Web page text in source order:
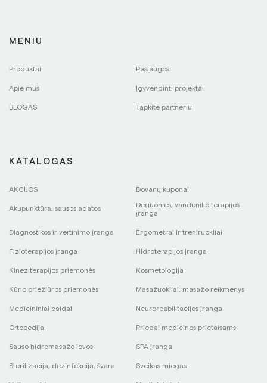
MENIU
Produktai Paslaugos
Apie mus Įgyvendinti projektai
BLOGAS Tapkite partneriu
KATALOGAS
AKCIJOS Dovanų kuponai
Akupunktūra, sausos adatos
Deguonies, vandenilio terapijos
įranga
Diagnostikos ir vertinimo įranga Ergometrai ir treniruokliai
Fizioterapijos įranga Hidroterapijos įranga
Kineziterapijos priemonės Kosmetologija
Kūno priežiūros priemonės Masažuokliai, masažo reikmenys
Medicininiai baldai Neuroreabilitacijos įranga
Ortopedija Priedai medicinos prietaisams
Sauso hidromasažo lovos SPA įranga
Sterilizacija, dezinfekcija, švara Sveikas miegas